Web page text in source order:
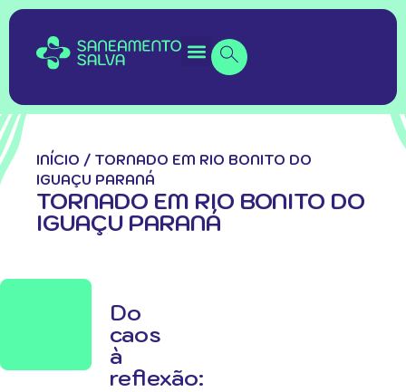
INÍCIO / TORNADO EM RIO BONITO DO
IGUAÇU PARANÁ
TORNADO EM RIO BONITO DO
IGUAÇU PARANÁ
Do
caos
à
reflexão: